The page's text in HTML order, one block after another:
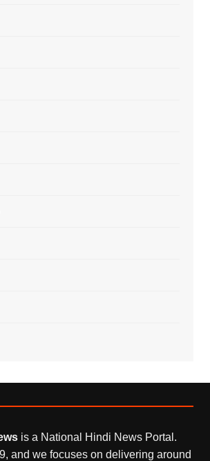
is a National Hindi News Portal.
and we focuses on delivering around